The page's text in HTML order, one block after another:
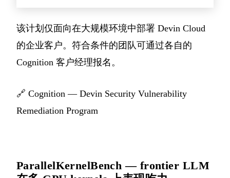
该计划仅面向在大规模环境中部署 Devin Cloud
的企业客户。符合条件的团队可通过各自的
Cognition 客户经理报名。
🔗 Cognition — Devin Security Vulnerability
Remediation Program
ParallelKernelBench — frontier LLM